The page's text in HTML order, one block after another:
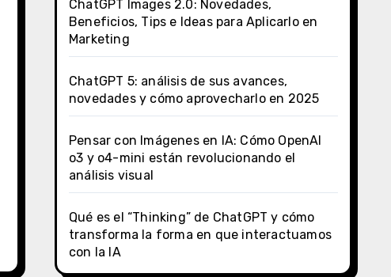
ChatGPT Images 2.0: Novedades,
Beneficios, Tips e Ideas para Aplicarlo en
Marketing
ChatGPT 5: análisis de sus avances,
novedades y cómo aprovecharlo en 2025
Pensar con Imágenes en IA: Cómo OpenAI
o3 y o4-mini están revolucionando el
análisis visual
Qué es el “Thinking” de ChatGPT y cómo
transforma la forma en que interactuamos
con la IA